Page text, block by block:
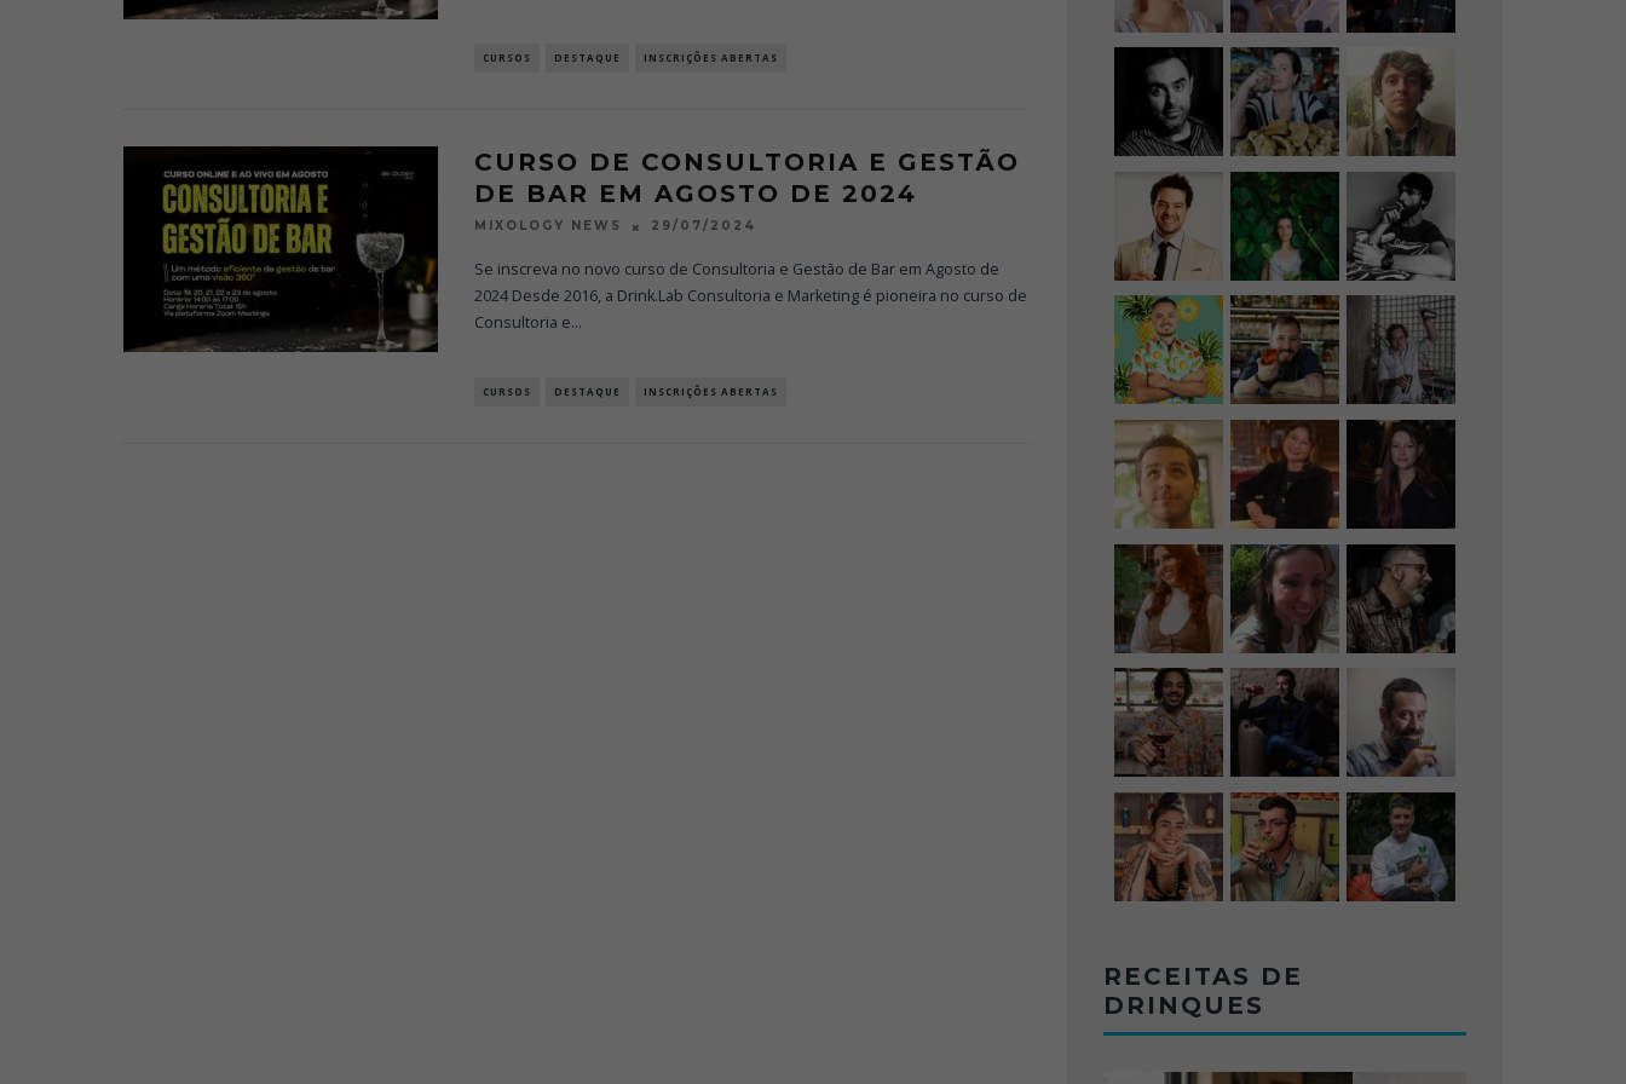
CURSOS DESTAQUE INSCRIÇÕES ABERTAS
CURSO DE CONSULTORIA E GESTÃO
DE BAR EM AGOSTO DE 2024
MIXOLOGY NEWS 29/07/2024
Se inscreva no novo curso de Consultoria e Gestão de Bar em Agosto de
2024 Desde 2016, a Drink.Lab Consultoria e Marketing é pioneira no curso de
Consultoria e...
CURSOS DESTAQUE INSCRIÇÕES ABERTAS
RECEITAS DE
DRINQUES